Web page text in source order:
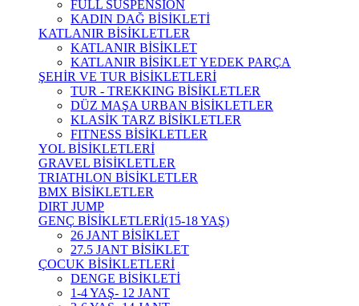
FULL SUSPENSION
KADIN DAĞ BİSİKLETİ
KATLANIR BİSİKLETLER
KATLANIR BİSİKLET
KATLANIR BİSİKLET YEDEK PARÇA
ŞEHİR VE TUR BİSİKLETLERİ
TUR - TREKKING BİSİKLETLER
DÜZ MAŞA URBAN BİSİKLETLER
KLASİK TARZ BİSİKLETLER
FITNESS BİSİKLETLER
YOL BİSİKLETLERİ
GRAVEL BİSİKLETLER
TRIATHLON BİSİKLETLER
BMX BİSİKLETLER
DIRT JUMP
GENÇ BİSİKLETLERİ(15-18 YAŞ)
26 JANT BİSİKLET
27.5 JANT BİSİKLET
ÇOCUK BİSİKLETLERİ
DENGE BİSİKLETİ
1-4 YAŞ- 12 JANT